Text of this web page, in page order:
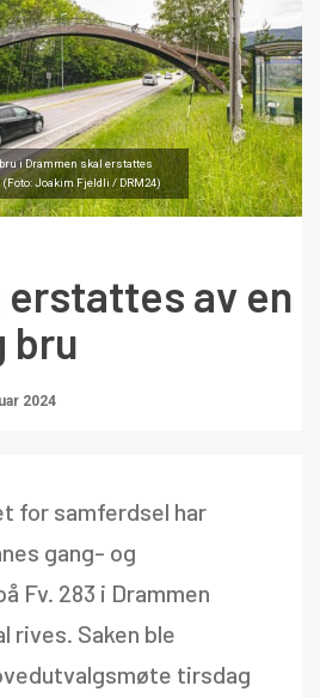
i Drammen skal erstattes
Joakim Fjeldli / DRM24)
erstattes av en
bru
2024
for samferdsel har
gang- og
Fv. 283 i Drammen
rives. Saken ble
tirsdag